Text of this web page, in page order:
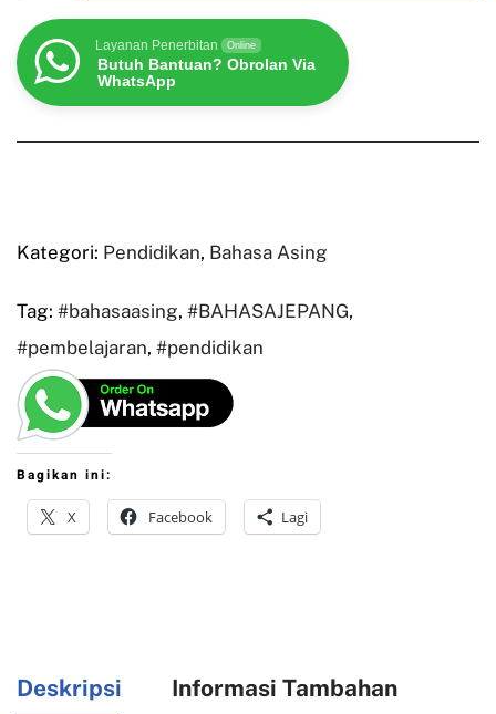
Layanan Penerbitan Online
Butuh Bantuan? Obrolan Via
WhatsApp
Kategori: Pendidikan, Bahasa Asing
Tag: #bahasaasing, #BAHASAJEPANG,
#pembelajaran, #pendidikan
Bagikan ini:
X Facebook Lagi
Deskripsi Informasi Tambahan